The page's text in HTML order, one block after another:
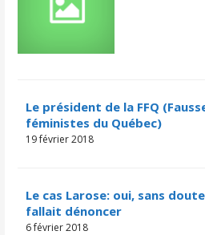
Le président de la FFQ
féministes du Québec)
19 février 2018
Le cas Larose: oui, sans
fallait dénoncer
6 février 2018